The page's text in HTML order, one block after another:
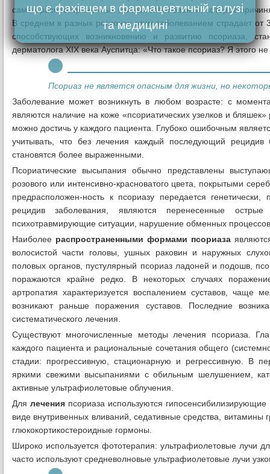
самых распространенных кожных заболеваний, которое
В среднем в разных регионах этим заболеванием страдает
способствующих возникновению и развитию псориаза,
дерматолога XIX века Ауспитца: «Что такое псориаз? Я этого
Псориаз не является опасным для жизни, но
Заболевание может возникнуть в любом возрасте: с
являются наличие на коже «псориатических узелков и
можно достичь у каждого пациента. Глубоко ошибочным
учитывать, что без лечения каждый последующий
становятся более выраженными.
Псориатические высыпания обычно представлены
розового или интенсивно-красноватого цвета, покрытыми
предрасположен-ность к псориазу передается
рецидив заболевания, являются перенесенные
психотравмирующие ситуации, нарушение обменных
Наиболее распространенными формами псориаза
волосистой части головы, ушных раковин и наружных
половых органов, пустулярный псориаз ладоней и подошв,
поражаются крайне редко. В некоторых случаях
артропатия характеризуется воспалением суставов, чаще
возникают раньше поражения суставов. Последние
систематического лечения.
Существуют многочисленные методы лечения псориаза.
каждого пациента и рациональные сочетания общего
стадии: прогрессивную, стационарную и регрессивную. В
яркими свежими высыпаниями с обильным шелушением,
активные ультрафиолетовые облучения.
Длялечения псориаза используются
виде внутривенных вливаний, седативные средства,
глюкокортикостероидные гормоны.
Широко используется фототерапия: ультрафиолетовые лучи
часто используют средневолновые ультрафиолетовые лучи
що є фахівцем в фармацевтичній галузі
та медицині